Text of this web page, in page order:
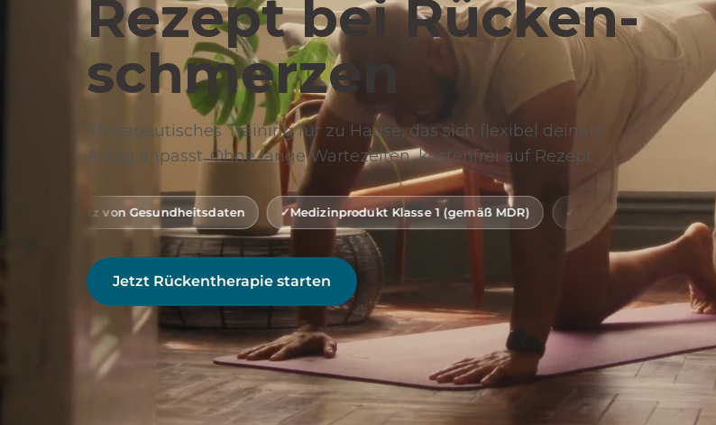
Rezept bei Rücken­
schmerzen
Therapeutisches Training für zu Hause, das sich flexibel deinem
Alltag anpasst. Ohne lange Wartezeiten, kostenfrei auf Rezept.
Gesundheitsdaten Medizinprodukt Klasse 1 (gemäß MDR) Digitale Gesundheitsanwendung (DiGA)
Jetzt Rückentherapie starten